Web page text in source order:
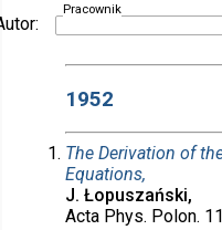
Pracownik
1952
The Derivation of
Equations,
J. Łopuszański,
Acta Phys. Polon.